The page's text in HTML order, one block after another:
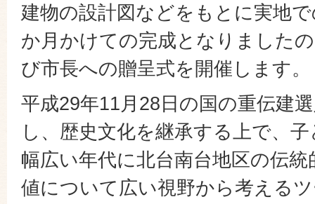
建物の設計図などをもとに実地
か月かけての完成となりました
び市長への贈呈式を開催します。
平成29年11月28日の国の重伝建
し、歴史文化を継承する上で、
幅広い年代に北台南台地区の伝
値について広い視野から考える